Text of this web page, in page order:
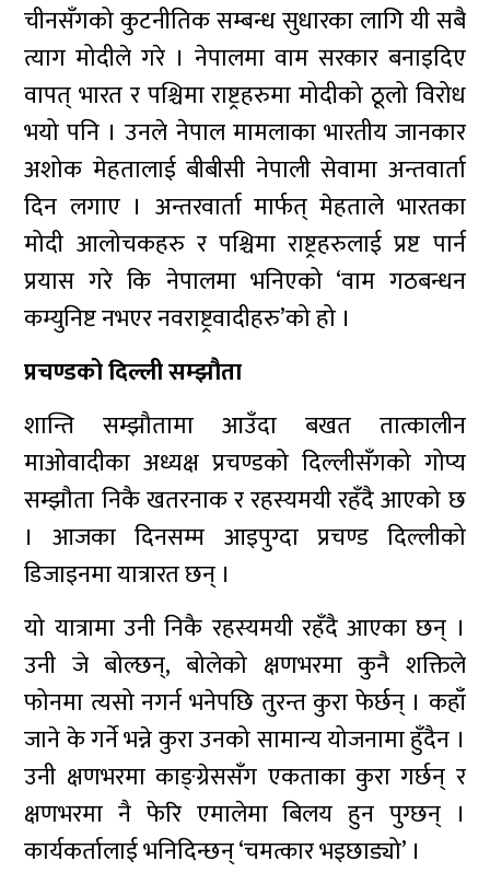
चीनसँगको कुटनीतिक सम्बन्ध सुधारका लागि यी सबै
त्याग मोदीले गरे । नेपालमा वाम सरकार बनाइदिए
वापत् भारत र पश्चिमा राष्ट्रहरुमा मोदीको ठूलो विरोध
भयो पनि । उनले नेपाल मामलाका भारतीय जानकार
अशोक मेहतालाई बीबीसी नेपाली सेवामा अन्तवार्ता
दिन लगाए । अन्तरवार्ता मार्फत् मेहताले भारतका
मोदी आलोचकहरु र पश्चिमा राष्ट्रहरुलाई प्रष्ट पार्न
प्रयास गरे कि नेपालमा भनिएको ‘वाम गठबन्धन
कम्युनिष्ट नभएर नवराष्ट्रवादीहरु’को हो ।
प्रचण्डको दिल्ली सम्झौता
शान्ति सम्झौतामा आउँदा बखत तात्कालीन
माओवादीका अध्यक्ष प्रचण्डको दिल्लीसँगको गोप्य
सम्झौता निकै खतरनाक र रहस्यमयी रहँदै आएको छ
। आजका दिनसम्म आइपुग्दा प्रचण्ड दिल्लीको
डिजाइनमा यात्रारत छन् ।
यो यात्रामा उनी निकै रहस्यमयी रहँदै आएका छन् ।
उनी जे बोल्छन्, बोलेको क्षणभरमा कुनै शक्तिले
फोनमा त्यसो नगर्न भनेपछि तुरन्त कुरा फेर्छन् । कहाँ
जाने के गर्ने भन्ने कुरा उनको सामान्य योजनामा हुँदैन ।
उनी क्षणभरमा काङ्ग्रेससँग एकताका कुरा गर्छन् र
क्षणभरमा नै फेरि एमालेमा बिलय हुन पुग्छन् ।
कार्यकर्तालाई भनिदिन्छन् ‘चमत्कार भइछाड्यो’ ।